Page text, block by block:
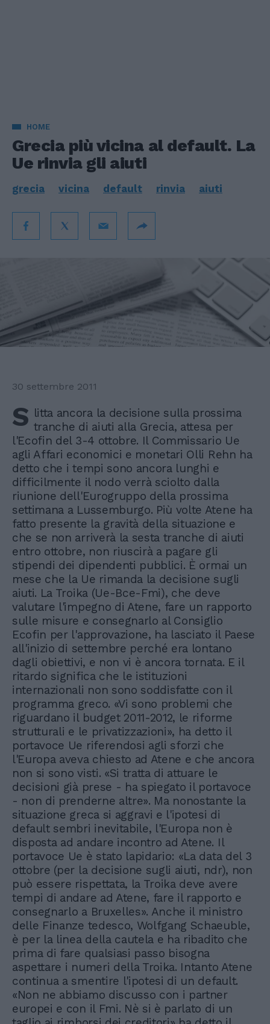
HOME
Grecia più vicina al default. La
Ue rinvia gli aiuti
grecia vicina default rinvia aiuti
30 settembre 2011
S litta ancora la decisione sulla prossima
tranche di aiuti alla Grecia, attesa per
l'Ecofin del 3-4 ottobre. Il Commissario Ue
agli Affari economici e monetari Olli Rehn ha
detto che i tempi sono ancora lunghi e
difficilmente il nodo verrà sciolto dalla
riunione dell'Eurogruppo della prossima
settimana a Lussemburgo. Più volte Atene ha
fatto presente la gravità della situazione e
che se non arriverà la sesta tranche di aiuti
entro ottobre, non riuscirà a pagare gli
stipendi dei dipendenti pubblici. È ormai un
mese che la Ue rimanda la decisione sugli
aiuti. La Troika (Ue-Bce-Fmi), che deve
valutare l'impegno di Atene, fare un rapporto
sulle misure e consegnarlo al Consiglio
Ecofin per l'approvazione, ha lasciato il Paese
all'inizio di settembre perché era lontano
dagli obiettivi, e non vi è ancora tornata. E il
ritardo significa che le istituzioni
internazionali non sono soddisfatte con il
programma greco. «Vi sono problemi che
riguardano il budget 2011-2012, le riforme
strutturali e le privatizzazioni», ha detto il
portavoce Ue riferendosi agli sforzi che
l'Europa aveva chiesto ad Atene e che ancora
non si sono visti. «Si tratta di attuare le
decisioni già prese - ha spiegato il portavoce
- non di prenderne altre». Ma nonostante la
situazione greca si aggravi e l'ipotesi di
default sembri inevitabile, l'Europa non è
disposta ad andare incontro ad Atene. Il
portavoce Ue è stato lapidario: «La data del 3
ottobre (per la decisione sugli aiuti, ndr), non
può essere rispettata, la Troika deve avere
tempi di andare ad Atene, fare il rapporto e
consegnarlo a Bruxelles». Anche il ministro
delle Finanze tedesco, Wolfgang Schaeuble,
è per la linea della cautela e ha ribadito che
prima di fare qualsiasi passo bisogna
aspettare i numeri della Troika. Intanto Atene
continua a smentire l'ipotesi di un default.
«Non ne abbiamo discusso con i partner
europei e con il Fmi. Nè si è parlato di un